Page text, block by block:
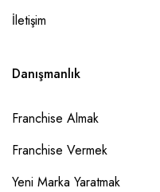
İletişim
Danışmanlık
Franchise Almak
Franchise Vermek
Yeni Marka Yaratmak